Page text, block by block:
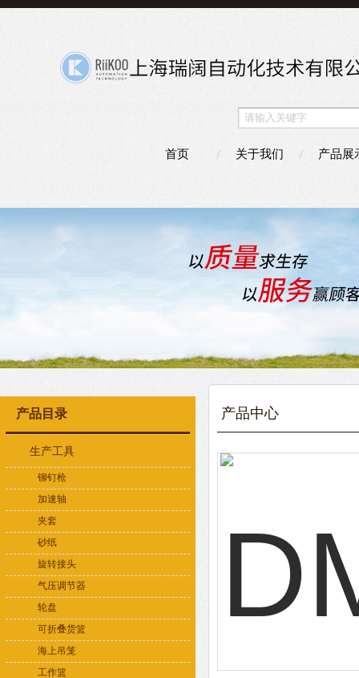
首页 关于我们 产品展
产品目录
生产工具
铆钉枪
加速轴
夹套
砂纸
旋转接头
气压调节器
轮盘
可折叠货篮
海上吊笼
工作篮
产品中心